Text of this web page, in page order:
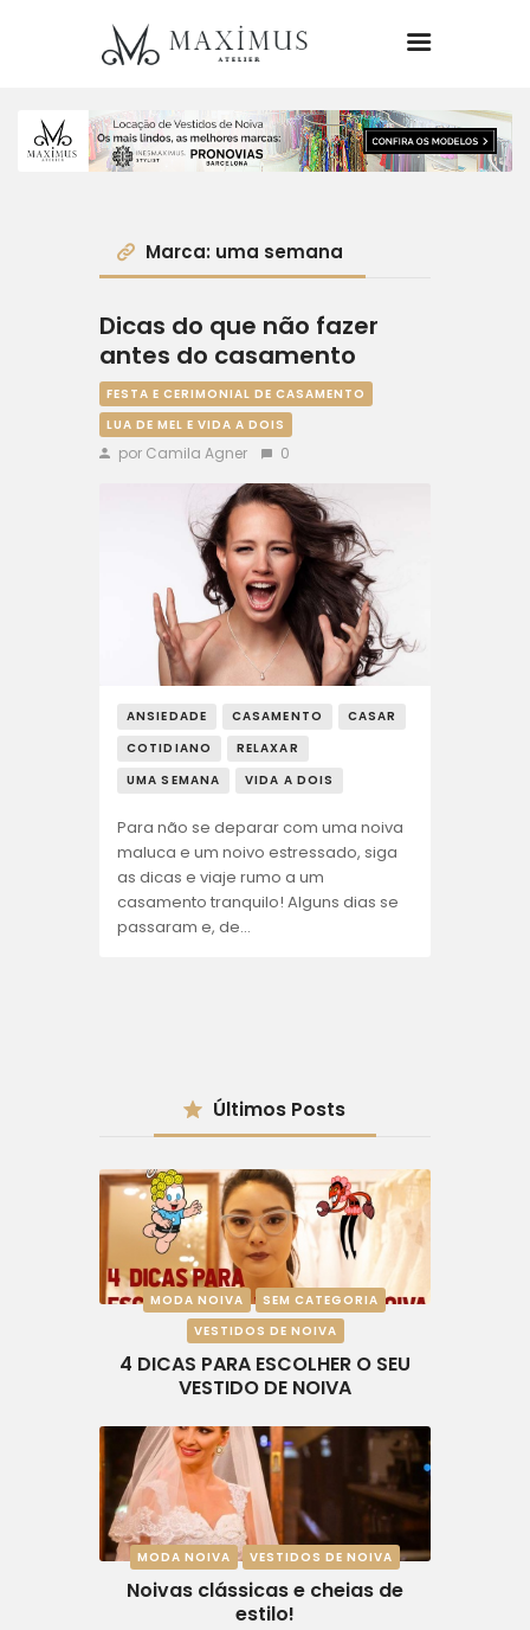
Site Maximus Atelier
Festa
Casamento
Dicas
Estilo
Marca: uma semana
Dicas do que não fazer
antes do casamento
FESTA E CERIMONIAL DE CASAMENTO
LUA DE MEL E VIDA A DOIS
por Camila Agner 0
ANSIEDADE CASAMENTO
CASAR
COTIDIANO
RELAXAR
UMA SEMANA
VIDA A DOIS
Para não se deparar com uma noiva
maluca e um noivo estressado, siga
as dicas e viaje rumo a um
casamento tranquilo! Alguns dias se
passaram e, de…
Últimos Posts
MODA NOIVA
SEM CATEGORIA
VESTIDOS DE NOIVA
4 DICAS PARA ESCOLHER O SEU
VESTIDO DE NOIVA
MODA NOIVA VESTIDOS DE NOIVA
Noivas clássicas e cheias de
estilo!